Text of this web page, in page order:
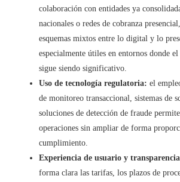
colaboración con entidades ya
nacionales o redes de cobranza
esquemas mixtos entre lo digital y lo
especialmente útiles en entornos donde
sigue siendo significativo.
Uso de tecnología regulatoria: el
de monitoreo transaccional, sistemas de
soluciones de detección de fraude
operaciones sin ampliar de forma
cumplimiento.
Experiencia de usuario y
forma clara las tarifas, los plazos de